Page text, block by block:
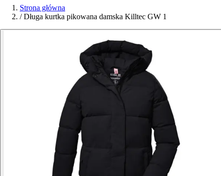
Strona główna
/ Długa kurtka pikowana damska Killtec GW 1